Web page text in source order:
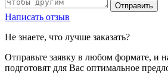
Отправить
Написать отзыв
Не знаете, что лучше заказать?
Отправьте заявку в любом формате, и
подготовят для Вас оптимальное